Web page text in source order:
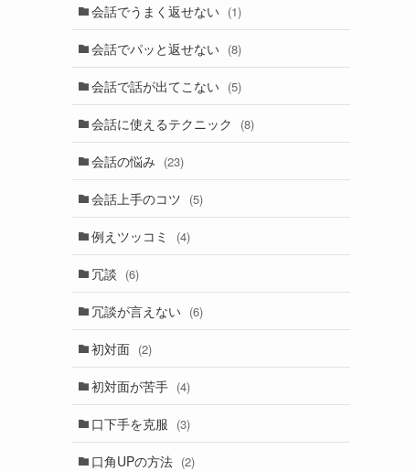
会話でうまく返せない (1)
会話でパッと返せない (8)
会話で話が出てこない (5)
会話に使えるテクニック (8)
会話の悩み (23)
会話上手のコツ (5)
例えツッコミ (4)
冗談 (6)
冗談が言えない (6)
初対面 (2)
初対面が苦手 (4)
口下手を克服 (3)
口角UPの方法 (2)